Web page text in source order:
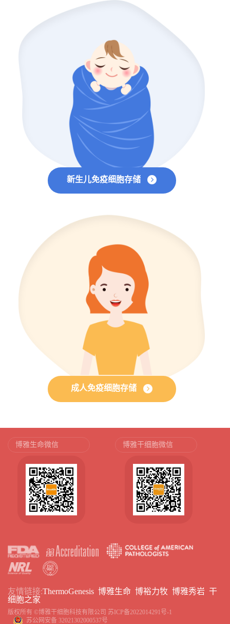
新生儿免疫细胞存储
成人免疫细胞存储
博雅生命微信 博雅干细胞微信
友情链接:ThermoGenesis 博雅生命 博裕力牧 博雅秀岩 干
细胞之家
版权所有 ©博雅干细胞科技有限公司 苏ICP备2022014291号-1
苏公网安备 32021302000537号